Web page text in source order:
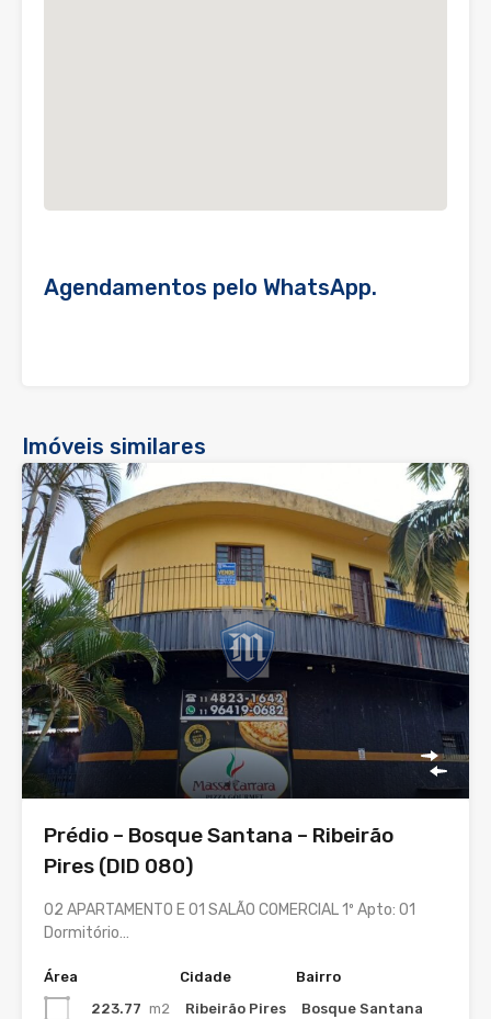
Agendamentos pelo WhatsApp.
Imóveis similares
Prédio – Bosque Santana – Ribeirão
Pires (DlD 080)
02 APARTAMENTO E 01 SALÃO COMERCIAL 1º Apto: 01
Dormitório…
Área
223.77 m2
Cidade
Ribeirão Pires
Bairro
Bosque Santana